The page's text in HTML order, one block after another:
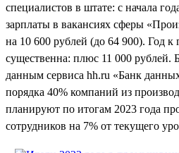
специалистов в штате: с начала
зарплаты в вакансиях сферы
на 10 600 рублей (до 64 900). Год к
существенна: плюс 11 000 рублей.
данным сервиса hh.ru «Банк
порядка 40% компаний из
планируют по итогам 2023 года
сотрудников на 7% от текущего